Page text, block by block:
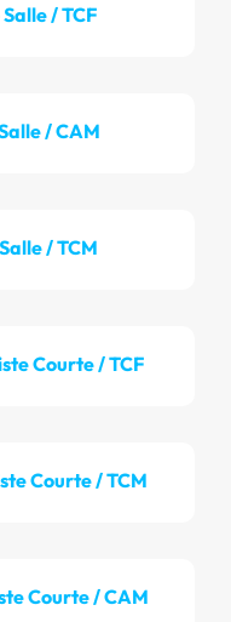
/ TCF
/ CAM
/ TCM
Courte / TCF
Courte / TCM
Courte / CAM